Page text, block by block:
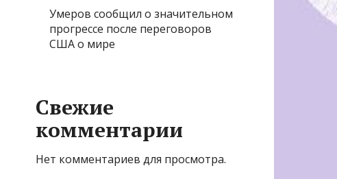
Умеров сообщил о значительном
прогрессе после переговоров
США о мире
Свежие
комментарии
Нет комментариев для просмотра.